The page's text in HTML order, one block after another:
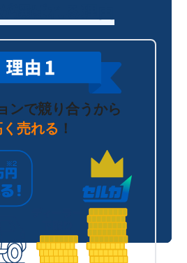
ンで競り合うから
売れる ！